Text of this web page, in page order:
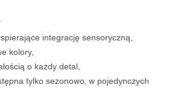
integrację sensoryczną,
kolory,
o każdy detal,
tylko sezonowo, w pojedynczych